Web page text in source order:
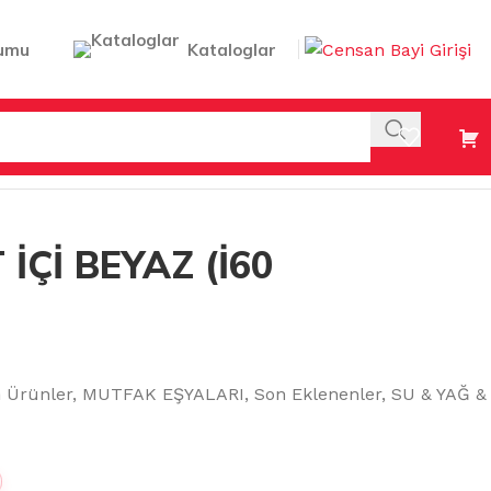
Kataloglar
BEYAZ (İ60
Ürünler, MUTFAK EŞYALARI, Son Eklenenler, SU & YAĞ &